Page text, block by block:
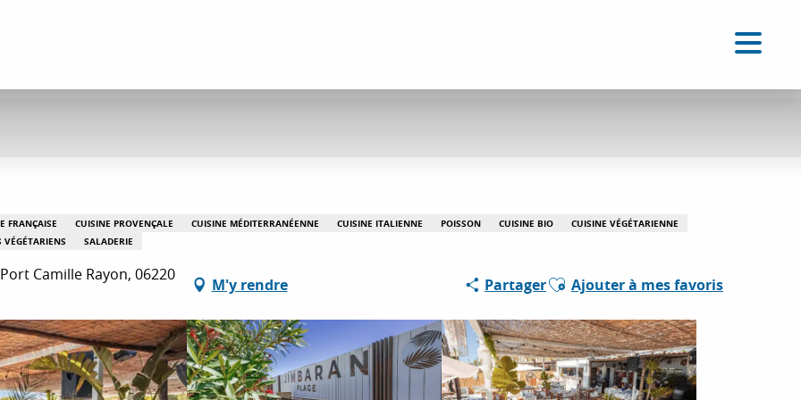
FRANÇAISE CUISINE PROVENÇALE CUISINE MÉDITERRANÉENNE CUISINE ITALIENNE POISSON CUISINE BIO
CUISINE VÉGÉTARIENNE
VÉGÉTARIENS
SALADERIE
Camille Rayon, 06220
M'y rendre PartagerAjouter aux favoris
Ajouter à mes favoris